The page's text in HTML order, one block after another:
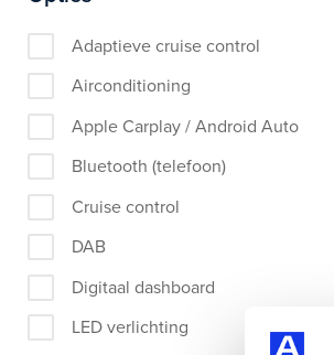
Adaptieve cruise control
Airconditioning
Apple Carplay / Android Auto
Bluetooth (telefoon)
Cruise control
DAB
Digitaal dashboard
LED verlichting